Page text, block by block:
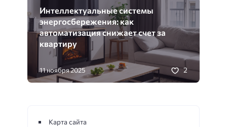
Интеллектуальные системы
энергосбережения: как
автоматизация снижает счет за
квартиру
11 ноября 2025 2
Карта сайта